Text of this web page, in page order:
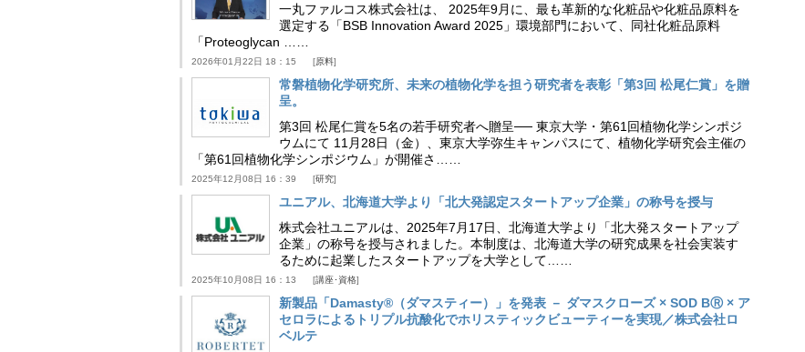
一丸ファルコス株式会社は、 2025年9月に、最も革新的な化粧品や化粧品原料を
選定する「BSB Innovation Award 2025」環境部門において、同社化粧品原料
「Proteoglycan ……
2026年01月22日 18：15 原料
常磐植物化学研究所、未来の植物化学を担う研究者を表彰「第3回 松尾仁賞」を贈
呈。
第3回 松尾仁賞を5名の若手研究者へ贈呈── 東京大学・第61回植物化学シンポジ
ウムにて 11月28日（金）、東京大学弥生キャンパスにて、植物化学研究会主催の
「第61回植物化学シンポジウム」が開催さ……
2025年12月08日 16：39 研究
ユニアル、北海道大学より「北大発認定スタートアップ企業」の称号を授与
株式会社ユニアルは、2025年7月17日、北海道大学より「北大発スタートアップ
企業」の称号を授与されました。本制度は、北海道大学の研究成果を社会実装す
るために起業したスタートアップを大学として……
2025年10月08日 16：13 講座･資格
新製品「Damasty®（ダマスティー）」を発表 － ダマスクローズ × SOD BⓇ × ア
セロラによるトリプル抗酸化でホリスティックビューティーを実現／株式会社ロ
ベルテ